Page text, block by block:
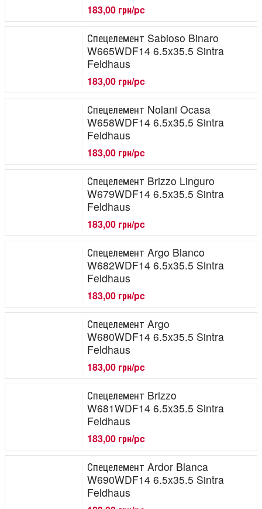
183,00 грн/pc
Спецелемент Sabioso Binaro
W665WDF14 6.5x35.5 Sintra
Feldhaus
183,00 грн/pc
Спецелемент Nolani Ocasa
W658WDF14 6.5x35.5 Sintra
Feldhaus
183,00 грн/pc
Спецелемент Brizzo Linguro
W679WDF14 6.5x35.5 Sintra
Feldhaus
183,00 грн/pc
Спецелемент Argo Blanco
W682WDF14 6.5x35.5 Sintra
Feldhaus
183,00 грн/pc
Спецелемент Argo
W680WDF14 6.5x35.5 Sintra
Feldhaus
183,00 грн/pc
Спецелемент Brizzo
W681WDF14 6.5x35.5 Sintra
Feldhaus
183,00 грн/pc
Спецелемент Ardor Blanca
W690WDF14 6.5x35.5 Sintra
Feldhaus